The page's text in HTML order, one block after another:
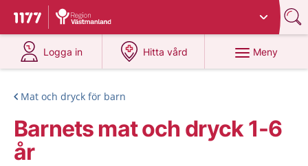
Till startsidan för 1177
Du har valt region
Logga in
på 1177.se
Hitta vård
på 1177.se
Meny
Mat och dryck för barn
Barnets mat och dryck 1-6
år